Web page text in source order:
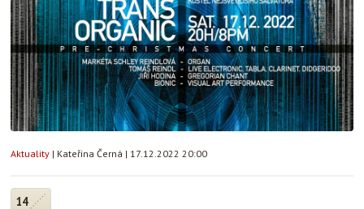
Aktuality | Kateřina Černá | 17.12.2022 20:00
14